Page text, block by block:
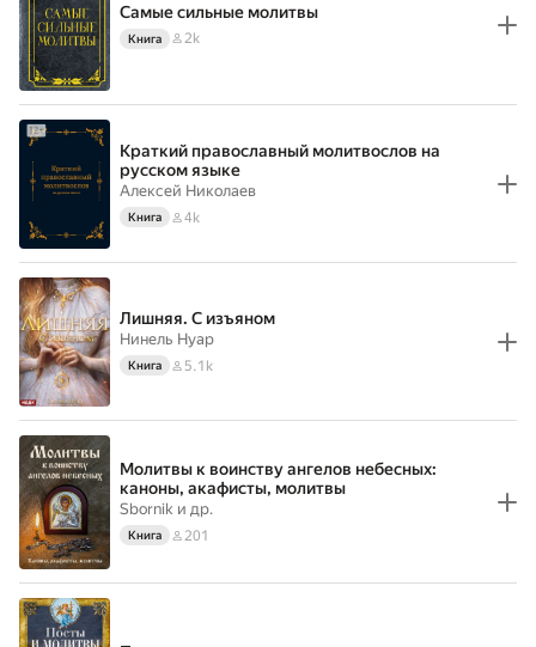
Самые сильные молитвы
Книга 2k
Краткий православный молитвослов на
русском языке
Алексей Николаев
Книга 4k
Лишняя. С изъяном
Нинель Нуар
Книга 5.1k
Молитвы к воинству ангелов небесных:
каноны, акафисты, молитвы
Sbornik и др.
Книга 201